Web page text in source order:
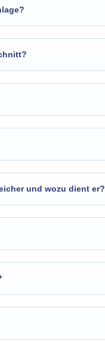
und wozu dient er?